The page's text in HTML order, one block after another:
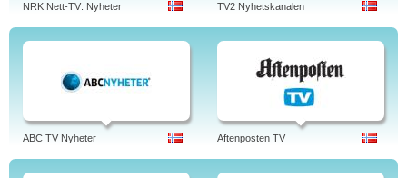
NRK Nett-TV: Nyheter TV2 Nyhetskanalen
ABC TV Nyheter Aftenposten TV